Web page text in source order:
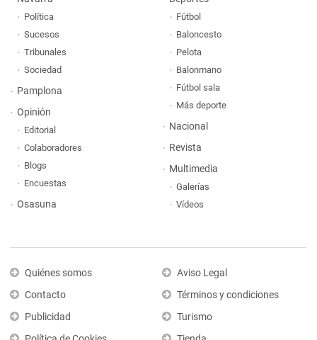
Política
Sucesos
Tribunales
Sociedad
Pamplona
Opinión
Editorial
Colaboradores
Blogs
Encuestas
Osasuna
Fútbol
Baloncesto
Pelota
Balonmano
Fútbol sala
Más deporte
Nacional
Revista
Multimedia
Galerías
Vídeos
Quiénes somos
Contacto
Publicidad
Aviso Legal
Términos y condiciones
Turismo